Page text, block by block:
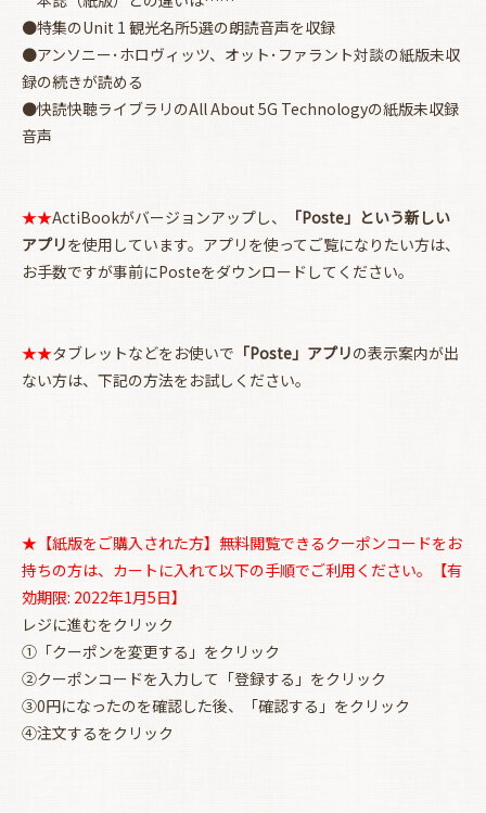
お買い物を続ける カートへ進む
●特集のUnit 1 観光名所5選の朗読音声を収録
●アンソニー･ホロヴィッツ、オット･ファラント対談の紙版未収
録の続きが読める
●快読快聴ライブラリのAll About 5G Technologyの紙版未収録
音声
★★ActiBookがバージョンアップし、
「Poste」という新しい
アプリを使用しています。アプリを使ってご覧になりたい方は、
お手数ですが事前にPosteをダウンロードしてください。
★★タブレットなどをお使いで 「Poste」アプリの表示案内が出
ない方は、下記の方法をお試しください。
★【紙版をご購入された方】無料閲覧できるクーポンコードをお
持ちの方は、カートに入れて以下の手順でご利用ください。【有
効期限: 2022年1月5日】
レジに進むをクリック
①「クーポンを変更する」をクリック
②クーポンコードを入力して「登録する」をクリック
③0円になったのを確認した後、「確認する」をクリック
④注文するをクリック